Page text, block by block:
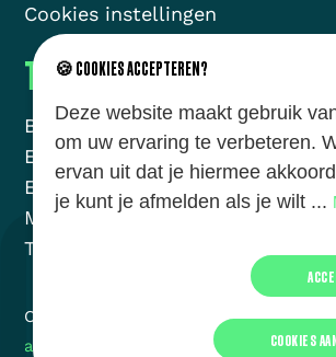
Cookies instellingen
THE GOLAZO MOVEMENT
Brands
Energy
Events
Media
Talent
Copyright - Golazo - Privacy&cookie
and conditions
🍪 COOKIES ACCEPTEREN?
Deze website maakt gebruik
om uw ervaring te verbeteren.
ervan uit dat je hiermee
je kunt je afmelden als je wilt ...
COOKIES